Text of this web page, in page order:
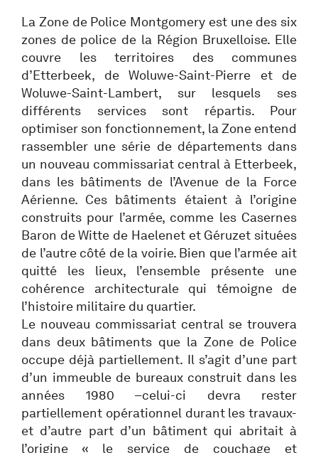
La Zone de Police Montgomery est une des six
zones de police de la Région Bruxelloise. Elle
couvre les territoires des communes
d’Etterbeek, de Woluwe-Saint-Pierre et de
Woluwe-Saint-Lambert, sur lesquels ses
différents services sont répartis. Pour
optimiser son fonctionnement, la Zone entend
rassembler une série de départements dans
un nouveau commissariat central à Etterbeek,
dans les bâtiments de l’Avenue de la Force
Aérienne. Ces bâtiments étaient à l’origine
construits pour l’armée, comme les Casernes
Baron de Witte de Haelenet et Géruzet situées
de l’autre côté de la voirie. Bien que l’armée ait
quitté les lieux, l’ensemble présente une
cohérence architecturale qui témoigne de
l’histoire militaire du quartier.
Le nouveau commissariat central se trouvera
dans deux bâtiments que la Zone de Police
occupe déjà partiellement. Il s’agit d’une part
d’un immeuble de bureaux construit dans les
années 1980 –celui-ci devra rester
partiellement opérationnel durant les travaux-
et d’autre part d’un bâtiment qui abritait à
l’origine « le service de couchage et